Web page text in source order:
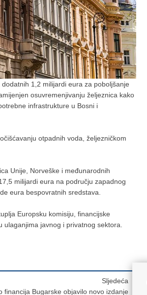
1,2 milijardi eura za poboljšanje
osuvremenjivanju željeznica kako
infrastrukture u Bosni i
otpadnih voda, željezničkom
Unije, Norveške i međunarodnih
milijardi eura na području zapadnog
eura bespovratnih sredstava.
Europsku komisiju, financijske
javnog i privatnog sektora.
Sljedeća
financija Bugarske objavilo novo izdanje